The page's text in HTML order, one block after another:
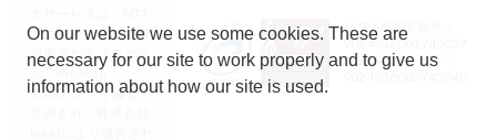
ドコモグループの新
規事業創出プログラ
ム「docomo
STARTUP」を通じて
JASRAC許諾番号：
9024936001Y45037
JASRAC許諾番号：
On our website we use some cookies. These are
necessary for our site to work properly and to give us
information about how our site is used.